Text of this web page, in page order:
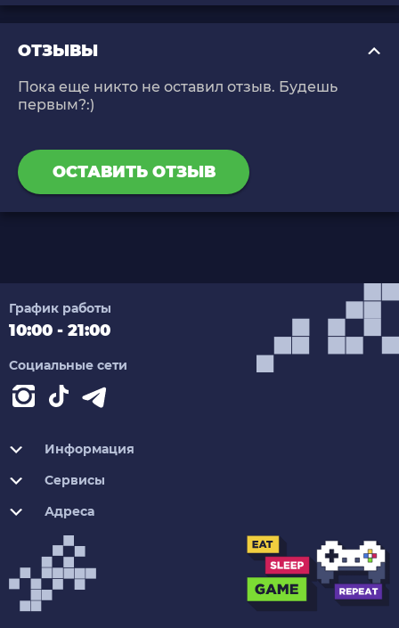
ОТЗЫВЫ
Пока еще никто не оставил отзыв. Будешь
первым?:)
ОСТАВИТЬ ОТЗЫВ
График работы
10:00 - 21:00
Социальные сети
Информация
Сервисы
Адреса